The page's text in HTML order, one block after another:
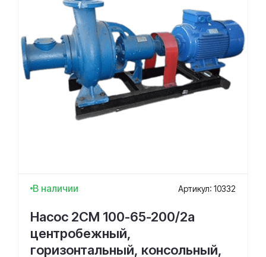
В наличии Артикул: 10332
Насос 2СМ 100-65-200/2а
центробежный,
горизонтальный, консольный,